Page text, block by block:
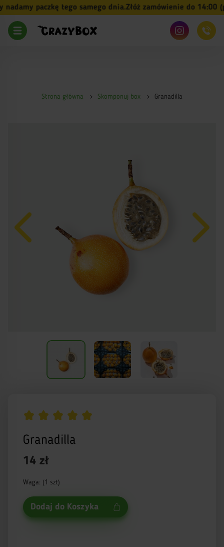
paczkę tego samego dnia.Złóż zamówienie do 14:00
Strona główna Skomponuj box Granadilla
Granadilla
14 zł
Waga: (1 szt)
Dodaj do Koszyka